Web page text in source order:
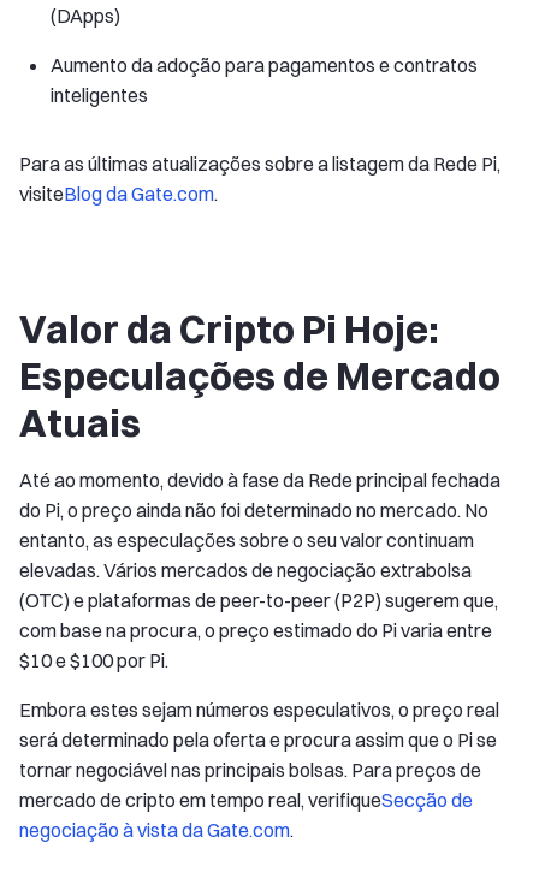
(DApps)
Aumento da adoção para pagamentos e contratos
inteligentes
Para as últimas atualizações sobre a listagem da Rede Pi,
visiteBlog da Gate.com.
Valor da Cripto Pi Hoje:
Especulações de Mercado
Atuais
Até ao momento, devido à fase da Rede principal fechada
do Pi, o preço ainda não foi determinado no mercado. No
entanto, as especulações sobre o seu valor continuam
elevadas. Vários mercados de negociação extrabolsa
(OTC) e plataformas de peer-to-peer (P2P) sugerem que,
com base na procura, o preço estimado do Pi varia entre
$10 e $100 por Pi.
Embora estes sejam números especulativos, o preço real
será determinado pela oferta e procura assim que o Pi se
tornar negociável nas principais bolsas. Para preços de
mercado de cripto em tempo real, verifiqueSecção de
negociação à vista da Gate.com.